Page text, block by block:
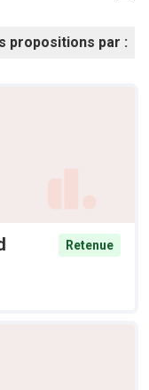
propositions par :
Retenue